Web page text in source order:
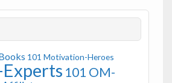
101 Motivation-Heroes
101 OM-